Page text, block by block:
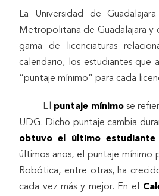
La Universidad de
Metropolitana de Guadalajara y
gama de licenciaturas
calendario, los estudiantes que
“puntaje mínimo” para cada
El puntaje mínimo se
UDG. Dicho puntaje cambia
obtuvo el último estudiante
últimos años, el puntaje mínimo
Robótica, entre otras, ha
cada vez más y mejor. En el